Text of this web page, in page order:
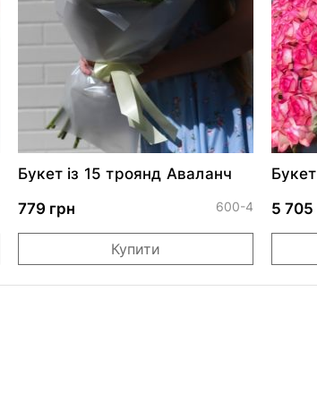
Букет із 15 троянд Аваланч
779 грн
600-4
Купити
5 705